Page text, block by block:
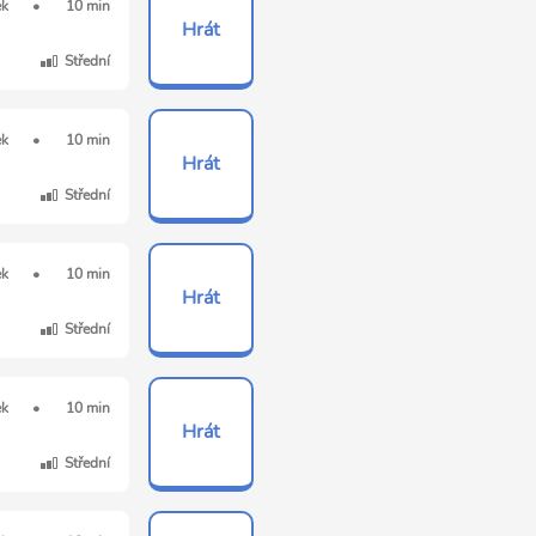
• 10 min
Střední
Hrát
• 10 min
Střední
Hrát
• 10 min
Střední
Hrát
• 10 min
Střední
Hrát